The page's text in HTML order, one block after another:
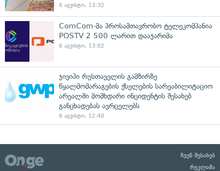
6 აგვისტო, 13:32
ComCom-მა პროსამთავრობო ტელეკომპანია
POSTV 2 500 ლარით დააჯარიმა
6 აგვისტო, 13:02
ჯივიპი რუსთაველის გამზირზე
წყალმომარაგების ქსელების სარეაბილიტაციო
არეალში მომხდარი ინციდენტის შესახებ
განცხადებას ავრცელებს
6 აგვისტო, 12:40
ჩვენ შესახებ
რეკლამა